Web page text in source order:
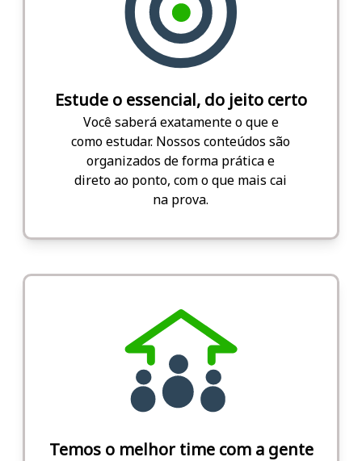
Estude o essencial, do jeito certo
Você saberá exatamente o que e
como estudar. Nossos conteúdos são
organizados de forma prática e
direto ao ponto, com o que mais cai
na prova.
Temos o melhor time com a gente